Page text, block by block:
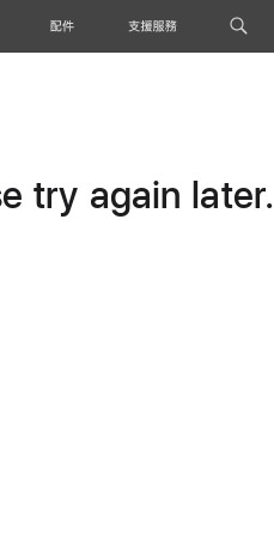
配件 支援服務
try again later.